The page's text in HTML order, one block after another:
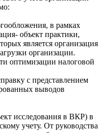
в рамках
объект практики,
является организация
организации.
оптимизации налоговой
с представлением
выводов
исследования в ВКР) в
учету. От руководства